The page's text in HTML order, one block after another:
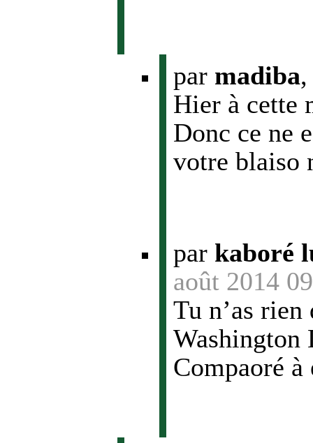
par madiba
Hier à cette
Donc ce ne
votre blaiso
par kaboré
août 2014
Tu n’as
Washington
Compaoré